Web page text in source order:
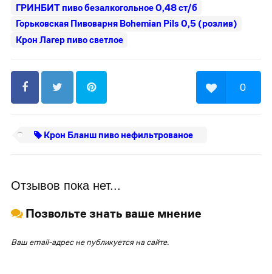
ГРИНБИТ пиво безалкогольное 0,48 ст/б
Горьковская Пивоварня Bohemian Pils 0,5 (розлив)
Крон Лагер пиво светлое
0
Крон Бланш пиво нефильтрованое
Отзывов пока нет...
Позвольте знать ваше мнение
Ваш email-адрес не публикуется на сайте.